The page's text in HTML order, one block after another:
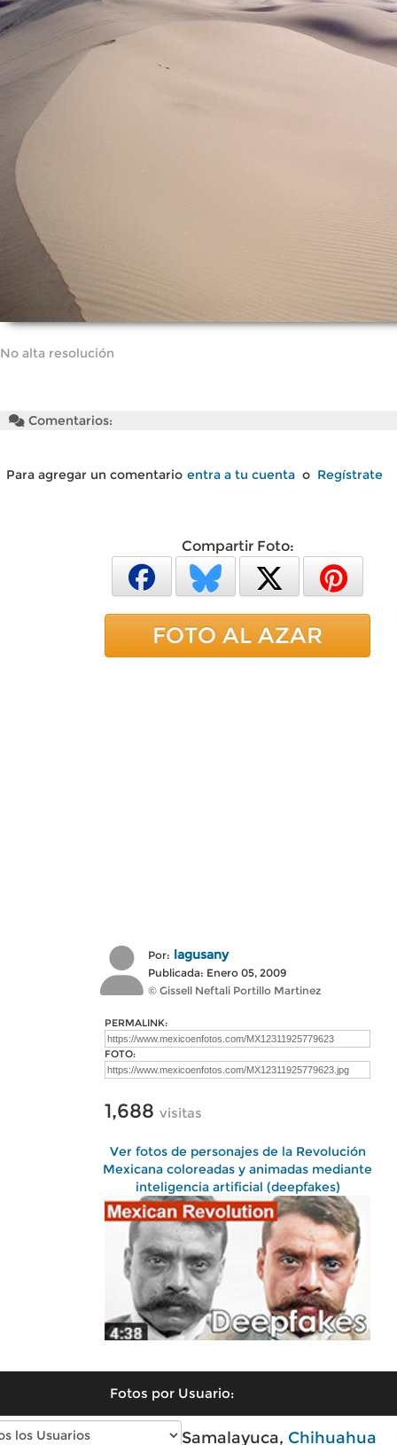
No alta resolución
Comentarios:
Para agregar un comentario entra a tu cuenta o Regístrate
Compartir Foto:
FOTO AL AZAR
Por: lagusany
Publicada: Enero 05, 2009
© Gissell Neftali Portillo Martinez
PERMALINK:
FOTO:
1,688 visitas
Ver fotos de personajes de la Revolución
Mexicana coloreadas y animadas mediante
inteligencia artificial (deepfakes)
Fotos por Usuario:
Fotos modernas de Samalayuca, Chihuahua